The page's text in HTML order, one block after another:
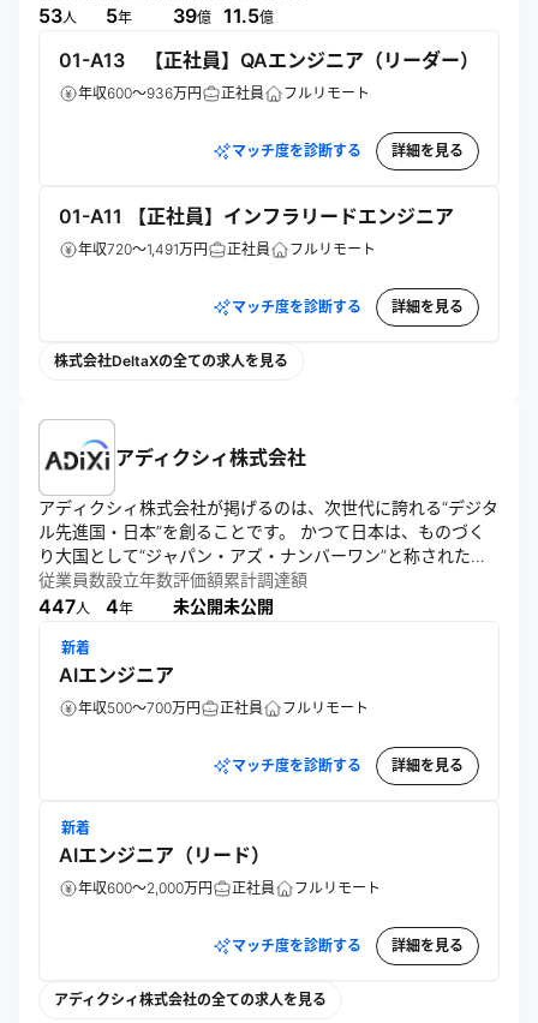
ーに有益な情報を提供している。
53人 5年 39億 11.5億
01-A13 【正社員】QAエンジニア（リーダー）
年収600～936万円 正社員 フルリモート
マッチ度を診断する 詳細を見る
01-A11 【正社員】インフラリードエンジニア
年収720～1,491万円 正社員 フルリモート
マッチ度を診断する 詳細を見る
株式会社DeltaXの全ての求人を見る
アディクシィ株式会社
アディクシィ株式会社が掲げるのは、次世代に誇れる“デジタ
ル先進国・日本”を創ることです。 かつて日本は、ものづく
り大国として“ジャパン・アズ・ナンバーワン”と称された時
代がありました。 資源に恵まれた国ではありません。
それでも日本は、海外の優れた技術や考え方を取り入れ、組
世界に誇れる価値へと変えてきました。
代表を含む創業メンバーの多くは、いわゆる“失われた30
年”を当事者として生きてきた世代です。 未来に向かって国
全体が力強く前へ進んでいる感覚を、私たちの世代はあまり
だからこそ、強く思っています。 これから社会を担う人々
主役となってほしくない。
むしろ、「あの時代があったから、今の日本がある」と誇り
を持てる未来をつくりたい。いま、世界はAIによって大きく
変わろうとしています。AIの基盤技術やプラットフォームの
それでも、私たちは悲観していません。日本には、昔から和
海外の優れたものを取り入れ、日本のプロジェクトに合わせ
て磨き込み、組み合わせ、より良い形にして社会へ実装して
従業員数
447人
設立年数
4年
評価額
未公開
累計調達額
未公開
新着
AIエンジニア
年収500～700万円 正社員 フルリモート
マッチ度を診断する 詳細を見る
新着
AIエンジニア（リード）
年収600～2,000万円 正社員 フルリモート
マッチ度を診断する 詳細を見る
アディクシィ株式会社の全ての求人を見る